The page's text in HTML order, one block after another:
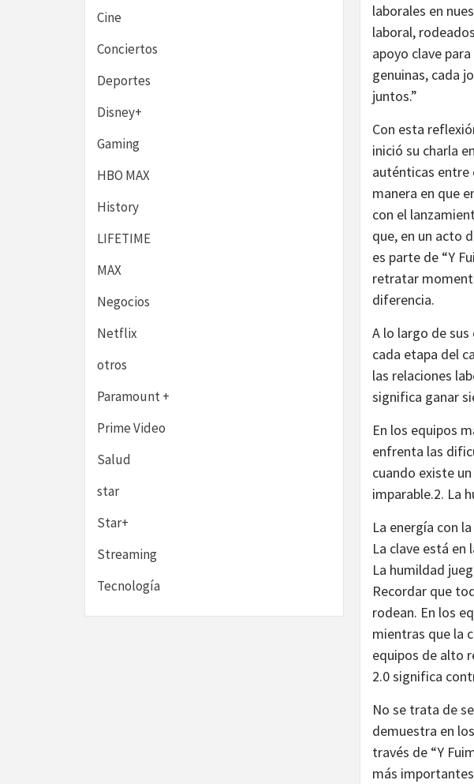
laborales en
laboral,
apoyo clave
genuinas, cada
juntos.”
Con esta
inició su charla
auténticas entre
manera en que
con el
que, en un acto
es parte de “Y
retratar
diferencia.
A lo largo de
cada etapa del
las relaciones
significa ganar
En los equipos
enfrenta las
cuando existe
imparable.2. La
La energía con
La clave está
La humildad
Recordar que
rodean. En los
mientras que la
equipos de alto
2.0 significa
No se trata de
demuestra en
través de “Y
más
Cine
Conciertos
Deportes
Disney+
Gaming
HBO MAX
History
LIFETIME
MAX
Negocios
Netflix
otros
Paramount +
Prime Video
Salud
star
Star+
Streaming
Tecnología